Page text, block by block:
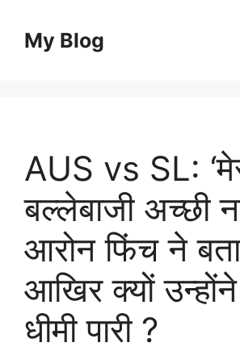
contentMy Blog
AUS vs SL:
बल्लेबाजी अच्छी
आरोन फिंच ने
आखिर क्यों
धीमी पारी ?